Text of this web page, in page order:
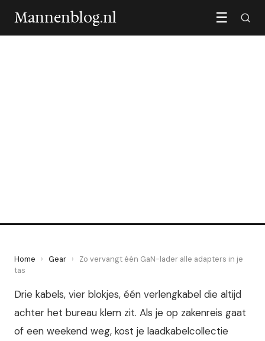
Mannenblog.nl ☰
Home › Gear ›
Zo vervangt één GaN-lader alle adapters in je
tas
Drie kabels, vier blokjes, één verlengkabel die altijd
achter het bureau klem zit. Als je op zakenreis gaat
of een weekend weg, kost je laadkabelcollectie